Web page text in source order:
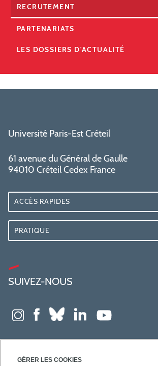
GÉRER LES COOKIES
RECRUTEMENT
PARTENARIATS
LES DOSSIERS D'ACTUALITÉ
Université Paris-Est Créteil
61 avenue du Général de Gaulle
94010 Créteil Cedex France
ACCÈS RAPIDES
PRATIQUE
SUIVEZ-NOUS